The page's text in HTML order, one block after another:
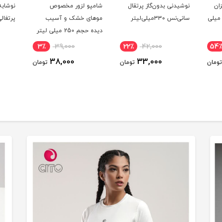
مدل White حجم 500 میلی
54٪
تومان
نوشیدنی بدون‌گاز پرتقال
سانی‌نس ۳۳۰میلی‌لیتر
42,000 22٪
33,000 تومان
شامپو لزور مخصوص
موهای خشک و آسیب
دیده حجم 250 میلی لیتر
39,000 3٪
38,000 تومان
پرتغالی 1/